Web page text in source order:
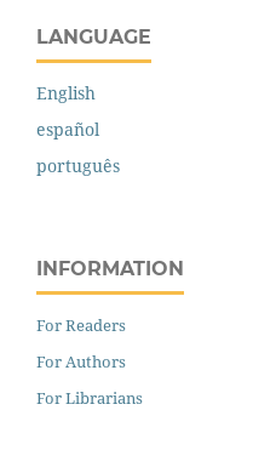
LANGUAGE
English
español
português
INFORMATION
For Readers
For Authors
For Librarians